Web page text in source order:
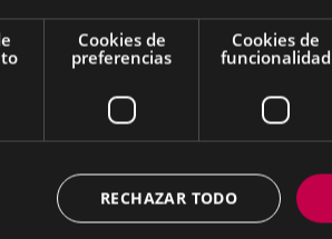
de
la
Cookies de
preferencias
Cookies de
funcionalidad
RECHAZAR TODO